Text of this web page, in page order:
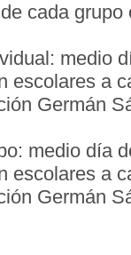
cada grupo
medio
escolares a
Germán
medio día
escolares a
Germán